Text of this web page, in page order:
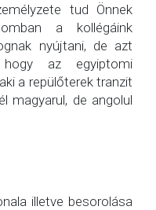
tud Önnek
a kollégáink
nyújtani, de azt
hogy az egyiptomi
a repülőterek tranzit
magyarul, de angolul
illetve besorolása